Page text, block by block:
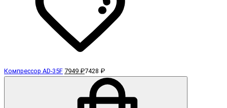
Компрессор AD-35F 7949 ₽7428 ₽